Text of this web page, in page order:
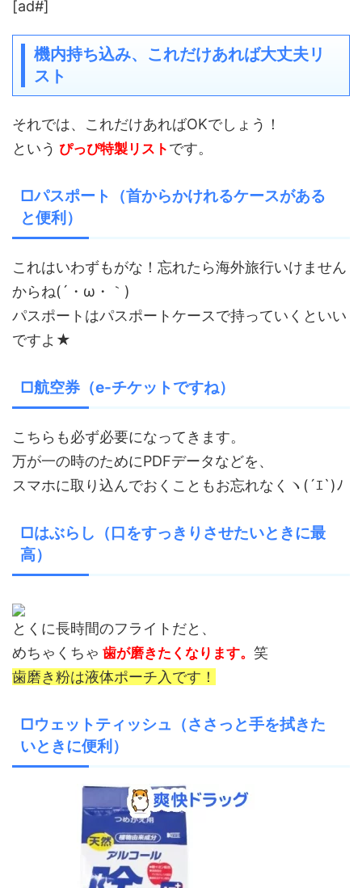
[ad#]
機内持ち込み、これだけあれば大丈夫リ
スト
それでは、これだけあればOKでしょう！
という ぴっぴ特製リスト です。
□パスポート（首からかけれるケースがある
と便利）
これはいわずもがな！忘れたら海外旅行いけません
からね(´・ω・｀)
パスポートはパスポートケースで持っていくといい
ですよ★
□航空券（e-チケットですね）
こちらも必ず必要になってきます。
万が一の時のためにPDFデータなどを、
スマホに取り込んでおくこともお忘れなくヽ(´ｴ`)ﾉ
□はぶらし（口をすっきりさせたいときに最
高）
とくに長時間のフライトだと、
めちゃくちゃ 歯が磨きたくなります。 笑
歯磨き粉は液体ポーチ入です！
□ウェットティッシュ（ささっと手を拭きた
いときに便利）